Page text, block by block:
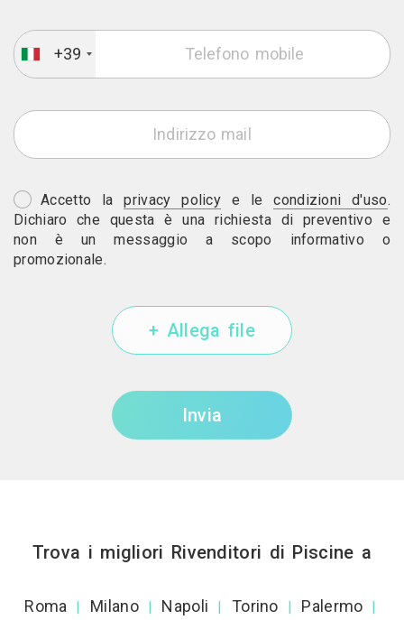
+39
Accetto laprivacy policy e lecondizioni d'uso.
Dichiaro che questa è una richiesta di preventivo e
non è un messaggio a scopo informativo o
promozionale.
+ Allega file
Invia
Trova i migliori Rivenditori di Piscine a
Roma | Milano | Napoli | Torino | Palermo |